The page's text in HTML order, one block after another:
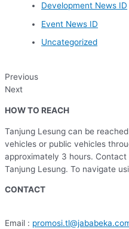
Development News ID
Event News ID
Uncategorized
Previous
Next
HOW TO REACH
Tanjung Lesung can be
vehicles or public vehicles
approximately 3 hours.
Tanjung Lesung. To navigate
CONTACT
Email :